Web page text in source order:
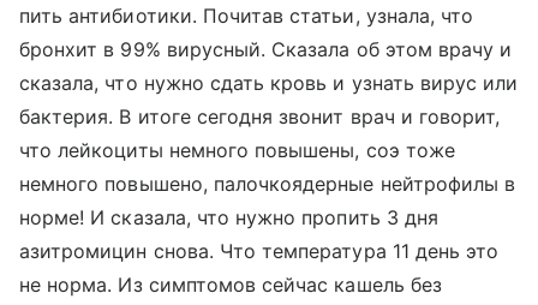
пить антибиотики. Почитав статьи, узнала, что
бронхит в 99% вирусный. Сказала об этом врачу и
сказала, что нужно сдать кровь и узнать вирус или
бактерия. В итоге сегодня звонит врач и говорит,
что лейкоциты немного повышены, соэ тоже
немного повышено, палочкоядерные нейтрофилы в
норме! И сказала, что нужно пропить 3 дня
азитромицин снова. Что температура 11 день это
не норма. Из симптомов сейчас кашель без